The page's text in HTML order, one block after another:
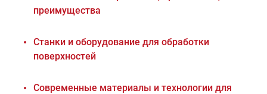
преимущества
Станки и оборудование для обработки
поверхностей
Современные материалы и технологии для